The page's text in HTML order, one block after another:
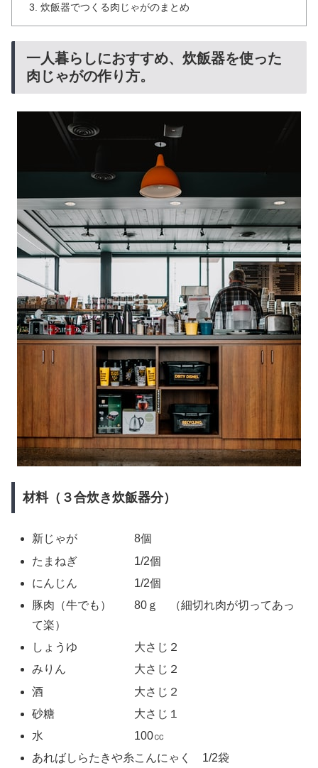
炊飯器でつくる肉じゃがのまとめ
一人暮らしにおすすめ、炊飯器を使った
肉じゃがの作り方。
材料（３合炊き炊飯器分）
新じゃが 8個
たまねぎ 1/2個
にんじん 1/2個
豚肉（牛でも） 80ｇ （細切れ肉が切ってあっ
て楽）
しょうゆ 大さじ２
みりん 大さじ２
酒 大さじ２
砂糖 大さじ１
水 100㏄
あればしらたきや糸こんにゃく 1/2袋